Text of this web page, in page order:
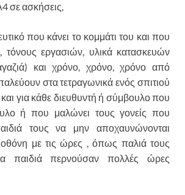
σε ασκήσεις,
που κάνει το κομμάτι του και που
τόνους εργασιών, υλικά κατασκευών
και χρόνο, χρόνο, χρόνο από
στα τετραγωνικά ενός σπιτιού
για κάθε διευθυντή ή σύμβουλο που
ή που μαλώνει τους γονείς που
τους να μην αποχαυνώνονται
με τις ώρες , όπως παλιά τους
παιδιά περνούσαν πολλές ώρες